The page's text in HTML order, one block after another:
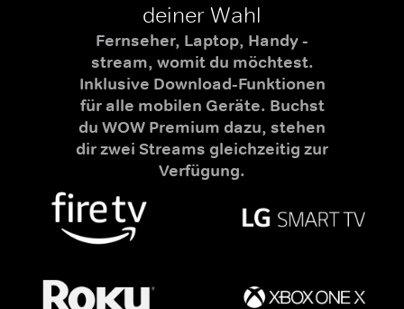
deiner Wahl
Fernseher, Laptop, Handy -
stream, womit du möchtest.
Inklusive Download-Funktionen
für alle mobilen Geräte. Buchst
du WOW Premium dazu, stehen
dir zwei Streams gleichzeitig zur
Verfügung.